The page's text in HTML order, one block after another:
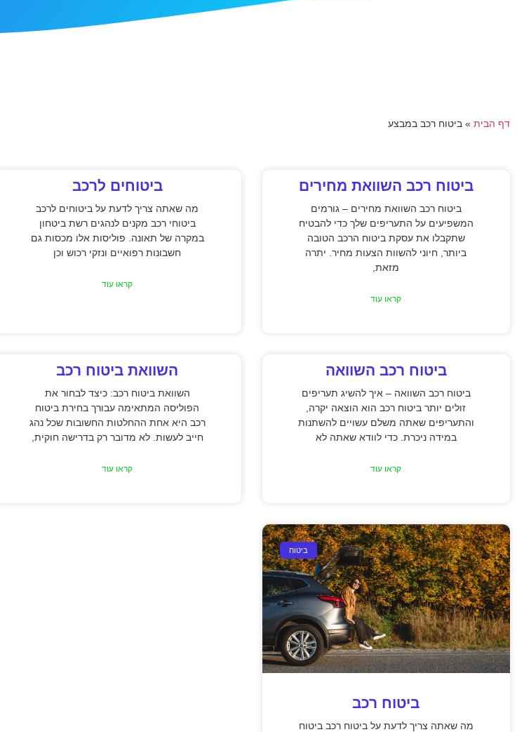
דף הבית » ביטוח רכב במבצע
ביטוח רכב השוואת מחירים
ביטוח רכב השוואת מחירים – גורמים
המשפיעים על התעריפים שלך כדי להבטיח
שתקבלו את עסקת ביטוח הרכב הטובה
ביותר, חיוני להשוות הצעות מחיר. יתרה
מזאת,
קראו עוד
ביטוחים לרכב
מה שאתה צריך לדעת על ביטוחים לרכב
ביטוחי רכב מקנים לנהגים רשת ביטחון
במקרה של תאונה. פוליסות אלו מכסות גם
חשבונות רפואיים ונזקי רכוש וכן
קראו עוד
ביטוח רכב השוואה
ביטוח רכב השוואה – איך להשיג תעריפים
זולים יותר ביטוח רכב הוא הוצאה יקרה,
והתעריפים שאתה משלם עשויים להשתנות
במידה ניכרת. כדי לוודא שאתה לא
קראו עוד
השוואת ביטוח רכב
השוואת ביטוח רכב: כיצד לבחור את
הפוליסה המתאימה עבורך בחירת ביטוח
רכב היא אחת ההחלטות החשובות שכל נהג
חייב לעשות. לא מדובר רק בדרישה חוקית,
קראו עוד
ביטוח
ביטוח רכב
מה שאתה צריך לדעת על ביטוח רכב ביטוח